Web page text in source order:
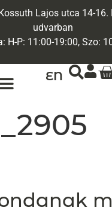
Lajos utca 14-16.
udvarban
H-P: 11:00-19:00, Szo:
EN